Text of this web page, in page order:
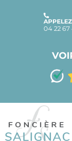
04 22 67